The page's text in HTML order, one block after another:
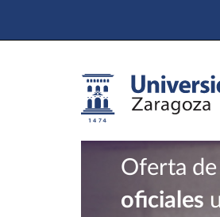
Oferta de
oficiales